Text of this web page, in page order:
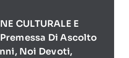
CULTURALE E
Di Ascolto
Noi Devoti,